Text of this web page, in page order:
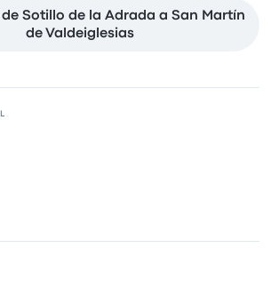
Sotillo de la Adrada a San Martín
de Valdeiglesias